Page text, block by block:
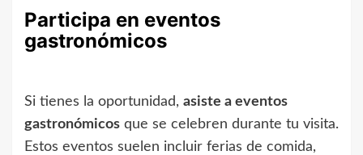
Participa en eventos
gastronómicos
Si tienes la oportunidad, asiste a eventos
gastronómicos que se celebren durante tu visita.
Estos eventos suelen incluir ferias de comida,